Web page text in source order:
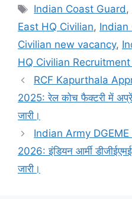
Tags
Indian Coast Guard,
East HQ Civilian, Indian
Civilian new vacancy,
HQ Civilian
RCF Kapurthala
2025: रेल कोच फैक्टरी में
जारी।
Indian Army
2026: इंडियन आर्मी डीजीईएमई
जारी।